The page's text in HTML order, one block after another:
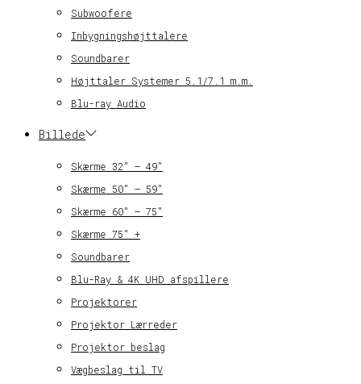
Subwoofere
Inbygningshøjttalere
Soundbarer
Højttaler Systemer 5.1/7.1 m.m.
Blu-ray Audio
Billede
Skærme 32″ – 49″
Skærme 50″ – 59″
Skærme 60″ – 75″
Skærme 75″ +
Soundbarer
Blu-Ray & 4K UHD afspillere
Projektorer
Projektor Lærreder
Projektor beslag
Vægbeslag til TV